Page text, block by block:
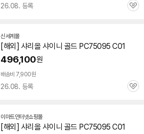
26.08. 등록
관
신세계몰
[해외] 샤리올 샤이니 골드 PC75095 C01
496,100원
배송비 7,900원
26.08. 등록
관
이마트인터넷쇼핑몰
[해외] 샤리올 샤이니 골드 PC75095 C01